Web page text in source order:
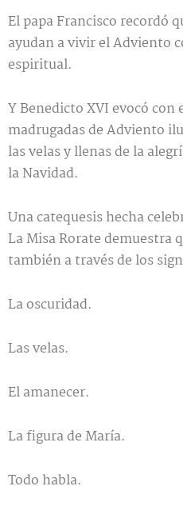
El papa Francisco recordó
ayudan a vivir el Adviento
espiritual.
Y Benedicto XVI evocó con
madrugadas de Adviento
las velas y llenas de la
la Navidad.
Una catequesis hecha
La Misa Rorate demuestra
también a través de los
La oscuridad.
Las velas.
El amanecer.
La figura de María.
Todo habla.